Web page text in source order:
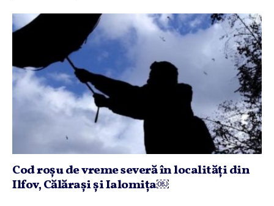
Cod roşu de vreme severă în localităţi din
Ilfov, Călăraşi şi Ialomiţa￼